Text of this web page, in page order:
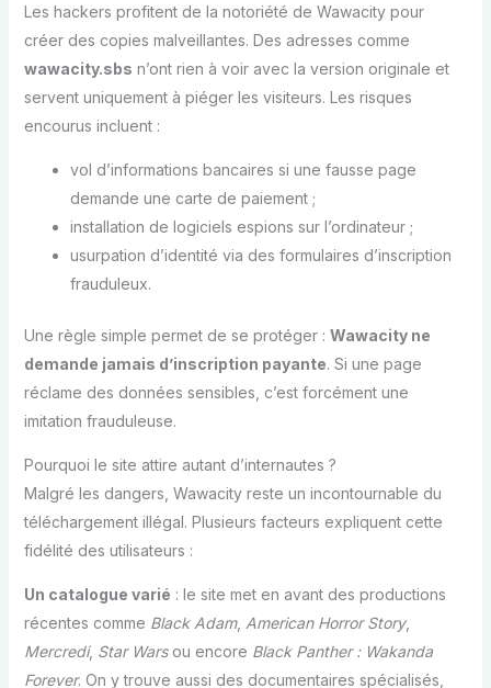
Les hackers profitent de la notoriété de Wawacity pour
créer des copies malveillantes. Des adresses comme
wawacity.sbs n’ont rien à voir avec la version originale et
servent uniquement à piéger les visiteurs. Les risques
encourus incluent :
vol d’informations bancaires si une fausse page
demande une carte de paiement ;
installation de logiciels espions sur l’ordinateur ;
usurpation d’identité via des formulaires d’inscription
frauduleux.
Une règle simple permet de se protéger : Wawacity ne
demande jamais d’inscription payante. Si une page
réclame des données sensibles, c’est forcément une
imitation frauduleuse.
Pourquoi le site attire autant d’internautes ?
Malgré les dangers, Wawacity reste un incontournable du
téléchargement illégal. Plusieurs facteurs expliquent cette
fidélité des utilisateurs :
Un catalogue varié : le site met en avant des productions
récentes comme Black Adam, American Horror Story,
Mercredi, Star Warsou encore Black Panther : Wakanda
Forever. On y trouve aussi des documentaires spécialisés,